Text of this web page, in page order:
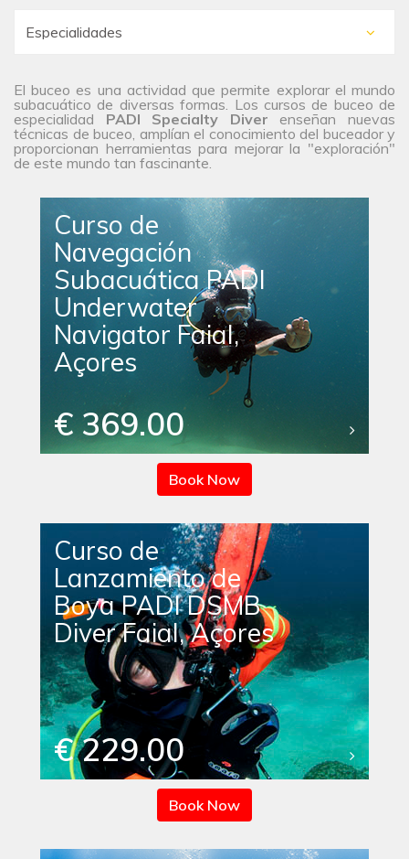
El buceo es una actividad que permite explorar el mundo
subacuático de diversas formas. Los cursos de buceo de
especialidad PADI Specialty Diver enseñan nuevas
técnicas de buceo, amplían el conocimiento del buceador y
proporcionan herramientas para mejorar la "exploración"
de este mundo tan fascinante.
Curso de
Navegación
Subacuática PADI
Underwater
Navigator Faial,
Açores
€ 369.00
Book Now
Curso de
Lanzamiento de
Boya PADI DSMB
Diver Faial, Açores
€ 229.00
Book Now